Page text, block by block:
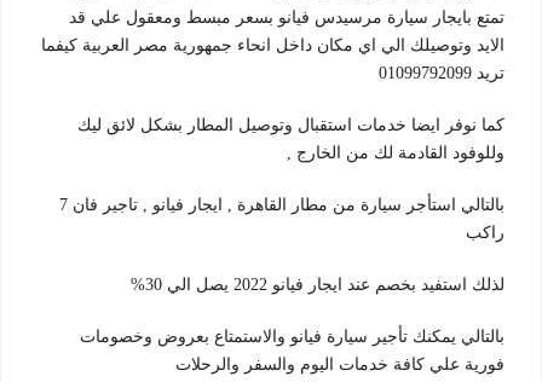
تمتع بايجار سيارة مرسيدس فيانو بسعر مبسط ومعقول علي قد
الايد وتوصيلك الي اي مكان داخل انحاء جمهورية مصر العربية كيفما
تريد 01099792099
كما نوفر ايضا خدمات استقبال وتوصيل المطار بشكل لائق ليك
وللوفود القادمة لك من الخارج ,
بالتالي استأجر سيارة من مطار القاهرة , ايجار فيانو , تاجير فان 7
راكب
لذلك استفيد بخصم عند ايجار فيانو 2022 يصل الي 30%
بالتالي يمكنك تأجير سيارة فيانو والاستمتاع بعروض وخصومات
فورية علي كافة خدمات اليوم والسفر والرحلات